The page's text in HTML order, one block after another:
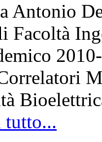
Antonio
Facoltà
tutto...